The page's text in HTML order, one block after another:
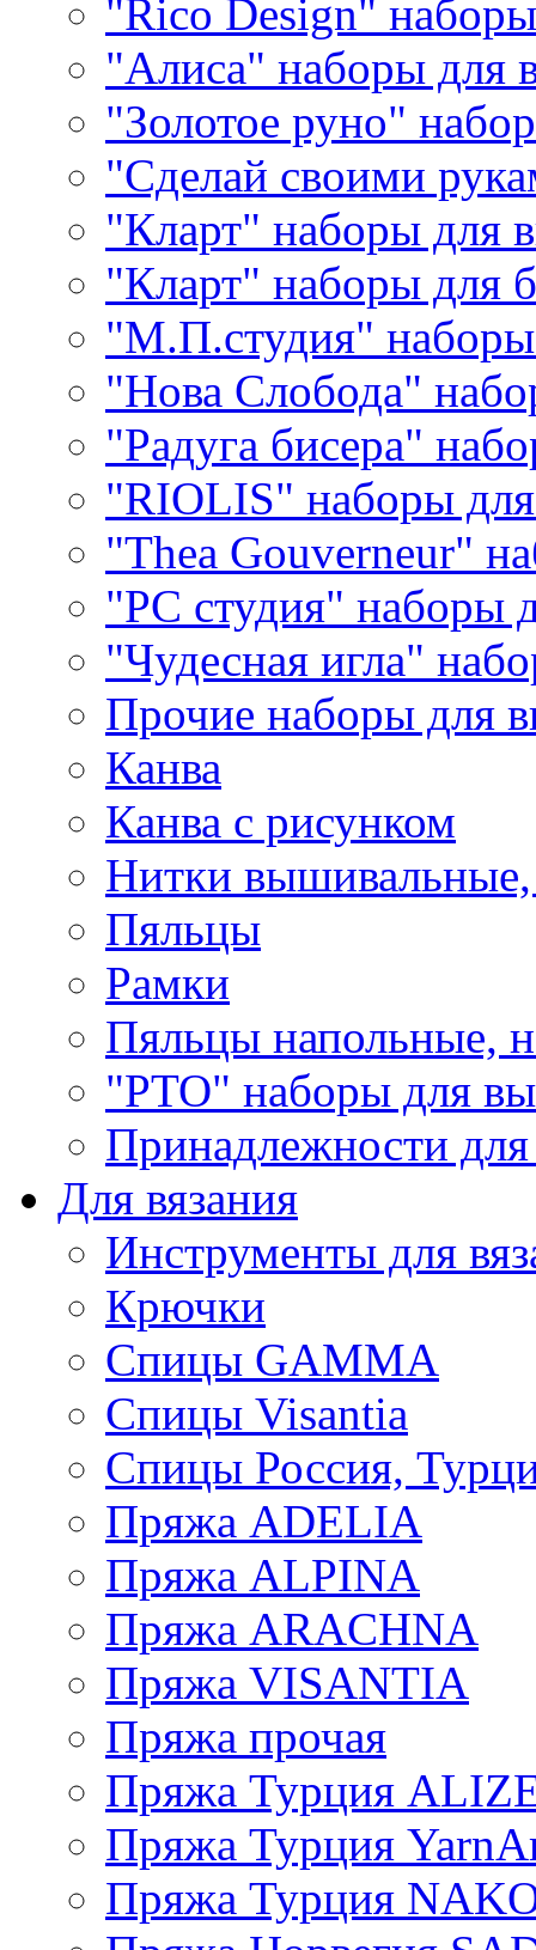
"Rico Design"
"Алиса" наборы для
"Золотое руно"
"Сделай своими
"Кларт" наборы для
"Кларт" наборы для
"М.П.студия"
"Нова Слобода"
"Радуга бисера"
"RIOLIS" наборы
"Thea Gouverneur"
"РС студия" наборы
"Чудесная игла"
Прочие наборы для
Канва
Канва с рисунком
Нитки
Пяльцы
Рамки
Пяльцы напольные,
"РТО" наборы для
Принадлежности
Для вязания
Инструменты для
Крючки
Спицы GAMMA
Спицы Visantia
Спицы Россия,
Пряжа ADELIA
Пряжа ALPINA
Пряжа ARACHNA
Пряжа VISANTIA
Пряжа прочая
Пряжа Турция
Пряжа Турция
Пряжа Турция